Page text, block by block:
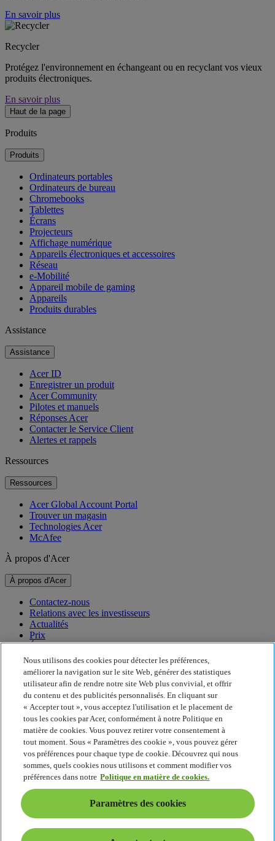
En savoir plus
Recycler
Protégez l'environnement en échangeant ou en recyclant vos vieux
produits électroniques.
En savoir plus
Haut de la page
Produits
Produits
Ordinateurs portables
Ordinateurs de bureau
Chromebooks
Tablettes
Écrans
Projecteurs
Affichage numérique
Appareils électroniques et accessoires
Réseau
e-Mobilité
Appareil mobile de gaming
Appareils
Produits durables
Assistance
Assistance
Acer ID
Enregistrer un produit
Acer Community
Pilotes et manuels
Réponses Acer
Contacter le Service Client
Alertes et rappels
Ressources
Ressources
Acer Global Account Portal
Trouver un magasin
Technologies Acer
McAfee
À propos d'Acer
À propos d'Acer
Contactez-nous
Relations avec les investisseurs
Actualités
Prix
Événements
Développement durable
Développement durable
Responsabilité sociale de l'entreprise
Empreinte carbone du produit
Project Humanity
Earthion
Politique de confidentialité
Politique en matière de cookies
Mentions légales
Informations légales supplémentaires
Politique en matière d'accessibilité
Paramètres des cookies
France - Français
Nous utilisons des cookies pour détecter les préférences,
améliorer la navigation sur le site Web, générer des statistiques
utilisateur afin de rendre notre site Web plus convivial, et offrir
du contenu et des publicités personnalisés. En cliquant sur
« Accepter tout », vous acceptez l'utilisation et le placement de
tous les cookies par Acer, conformément à notre Politique en
matière de cookies. Vous pouvez retirer votre consentement à
tout moment. Sous « Paramètres des cookie », vous pouvez gérer
vos préférences pour chaque type de cookie. Découvrez qui nous
sommes, quels cookies nous utilisons et comment modifier vos
préférences dans notre Politique en matière de cookies.
Paramètres des cookies